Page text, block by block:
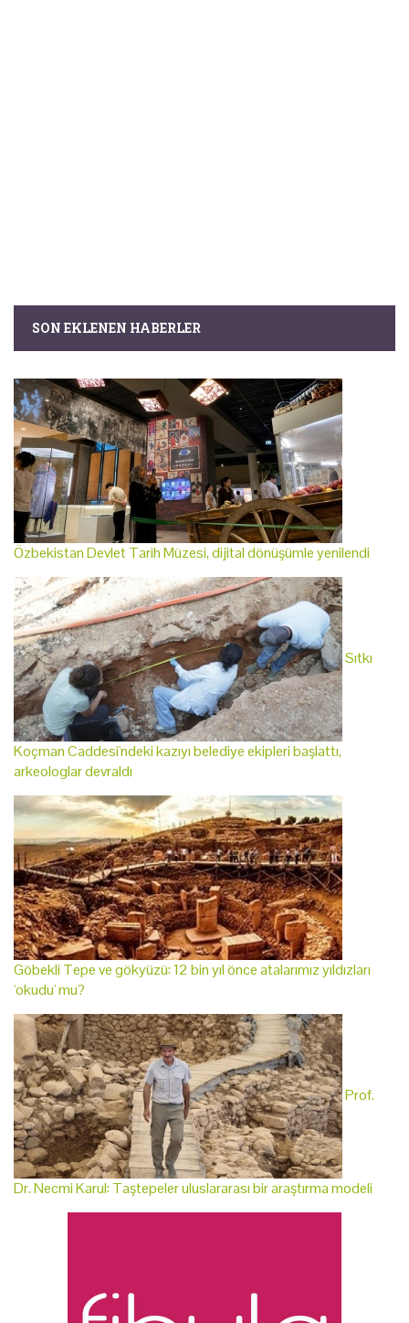
SON EKLENEN HABERLER
Özbekistan Devlet Tarih Müzesi, dijital dönüşümle yenilendi
Sıtkı
Koçman Caddesi'ndeki kazıyı belediye ekipleri başlattı,
arkeologlar devraldı
Göbekli Tepe ve gökyüzü: 12 bin yıl önce atalarımız yıldızları
'okudu' mu?
Prof.
Dr. Necmi Karul: Taştepeler uluslararası bir araştırma modeli